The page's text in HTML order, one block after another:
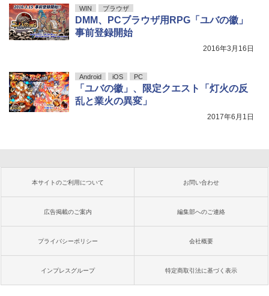
WIN ブラウザ
DMM、PCブラウザ用RPG「ユバの徽」
事前登録開始
2016年3月16日
Android iOS PC
「ユバの徽」、限定クエスト「灯火の反
乱と業火の異変」
2017年6月1日
本サイトのご利用について お問い合わせ
広告掲載のご案内 編集部へのご連絡
プライバシーポリシー 会社概要
インプレスグループ 特定商取引法に基づく表示